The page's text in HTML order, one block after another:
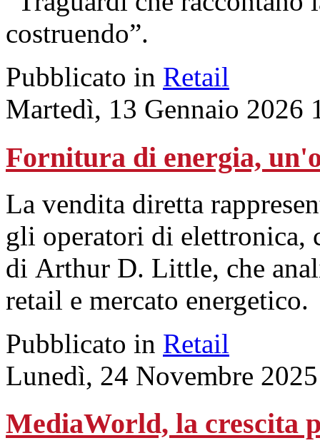
costruendo”.
Pubblicato in Retail
Martedì, 13 Gennaio 2026
Fornitura di energia,
La vendita diretta
gli operatori di elettronica,
di Arthur D. Little, che
retail e mercato energetico.
Pubblicato in Retail
Lunedì, 24 Novembre
MediaWorld, la crescita